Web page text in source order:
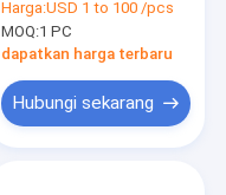
Untuk Laboratorium
Harga:USD 1 to 100 /pcs
MOQ:1 PC
dapatkan harga terbaru
Hubungi sekarang